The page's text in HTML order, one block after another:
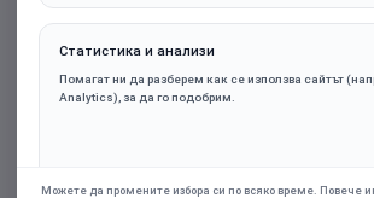
Статистика и анализи
Помагат ни да разберем как се използва сайтът
Analytics), за да го подобрим.
Можете да промените избора си по всяко време. Повече